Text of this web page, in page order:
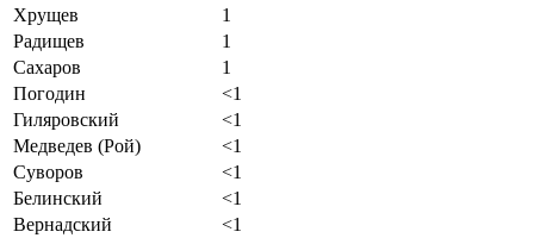
Хрущев
1
Радищев
1
Сахаров
1
Погодин
<1
Гиляровский
<1
Медведев (Рой)
<1
Суворов
<1
Белинский
<1
Вернадский
<1